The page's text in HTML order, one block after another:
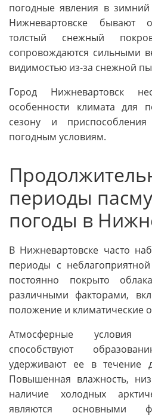
погодные явления в
Нижневартовске бывают
толстый снежный
сопровождаются сильными
видимостью из-за снежной
Город Нижневартовск
особенности климата для
сезону и
погодным условиям.
периоды
погоды в
В Нижневартовске часто
периоды с
постоянно покрыто
различными факторами,
положение и климатические
Атмосферные условия
способствуют
удерживают ее в течение
Повышенная влажность,
наличие холодных
являются основными